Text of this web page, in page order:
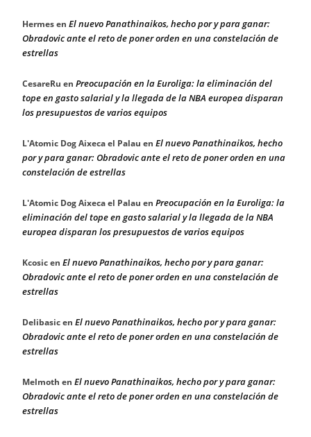
Hermesen El nuevo Panathinaikos, hecho por y para ganar:
Obradovic ante el reto de poner orden en una constelación de
estrellas
CesareRu en Preocupación en la Euroliga: la eliminación del
tope en gasto salarial y la llegada de la NBA europea disparan
los presupuestos de varios equipos
L'Atomic Dog Aixeca el Palau en El nuevo Panathinaikos, hecho
por y para ganar: Obradovic ante el reto de poner orden en una
constelación de estrellas
L'Atomic Dog Aixeca el Palau en Preocupación en la Euroliga: la
eliminación del tope en gasto salarial y la llegada de la NBA
europea disparan los presupuestos de varios equipos
Kcosicen El nuevo Panathinaikos, hecho por y para ganar:
Obradovic ante el reto de poner orden en una constelación de
estrellas
Delibasicen El nuevo Panathinaikos, hecho por y para ganar:
Obradovic ante el reto de poner orden en una constelación de
estrellas
Melmoth en El nuevo Panathinaikos, hecho por y para ganar:
Obradovic ante el reto de poner orden en una constelación de
estrellas